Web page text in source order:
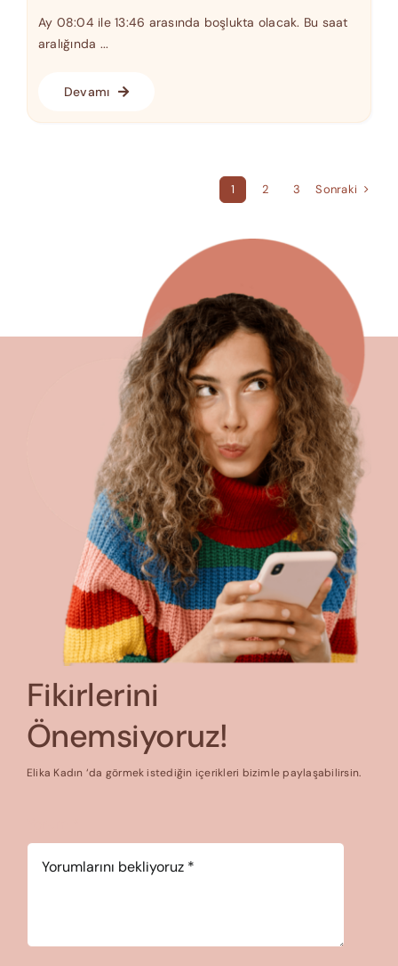
Ay 08:04 ile 13:46 arasında boşlukta olacak. Bu saat
aralığında ...
Devamı
1 2 3 Sonraki
Fikirlerini
Önemsiyoruz!
Elika Kadın ‘da görmek istediğin içerikleri bizimle paylaşabilirsin.